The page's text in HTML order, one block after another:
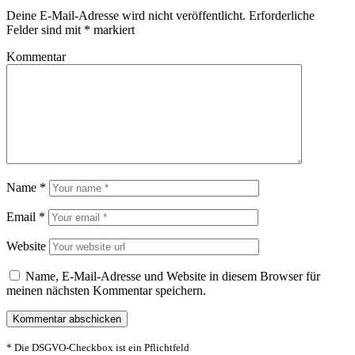
Deine E-Mail-Adresse wird nicht veröffentlicht. Erforderliche
Felder sind mit * markiert
Kommentar
Name *
Email *
Website
Name, E-Mail-Adresse und Website in diesem Browser für
meinen nächsten Kommentar speichern.
* Die DSGVO-Checkbox ist ein Pflichtfeld